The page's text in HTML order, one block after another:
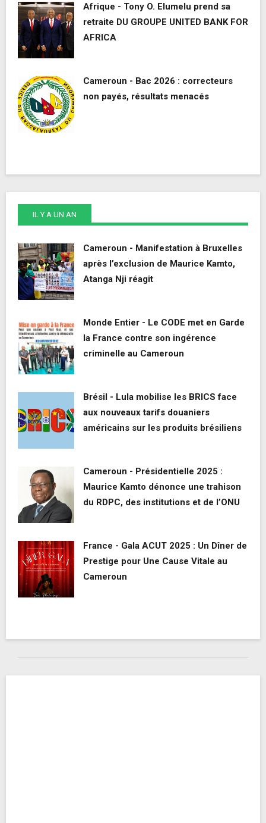
Afrique - Tony O. Elumelu prend sa
retraite DU GROUPE UNITED BANK FOR
AFRICA
Cameroun - Bac 2026 : correcteurs
non payés, résultats menacés
IL Y A UN AN
Cameroun - Manifestation à Bruxelles
après l’exclusion de Maurice Kamto,
Atanga Nji réagit
Monde Entier - Le CODE met en Garde
la France contre son ingérence
criminelle au Cameroun
Brésil - Lula mobilise les BRICS face
aux nouveaux tarifs douaniers
américains sur les produits brésiliens
Cameroun - Présidentielle 2025 :
Maurice Kamto dénonce une trahison
du RDPC, des institutions et de l’ONU
France - Gala ACUT 2025 : Un Dîner de
Prestige pour Une Cause Vitale au
Cameroun